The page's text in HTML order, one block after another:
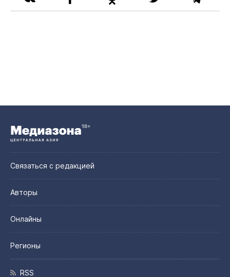
Связаться с редакцией
Авторы
Онлайны
Регионы
RSS